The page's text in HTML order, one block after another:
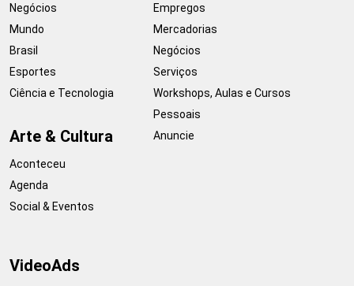
Negócios
Mundo
Brasil
Esportes
Ciência e Tecnologia
Arte & Cultura
Aconteceu
Agenda
Social & Eventos
Empregos
Mercadorias
Negócios
Serviços
Workshops, Aulas e Cursos
Pessoais
Anuncie
VideoAds